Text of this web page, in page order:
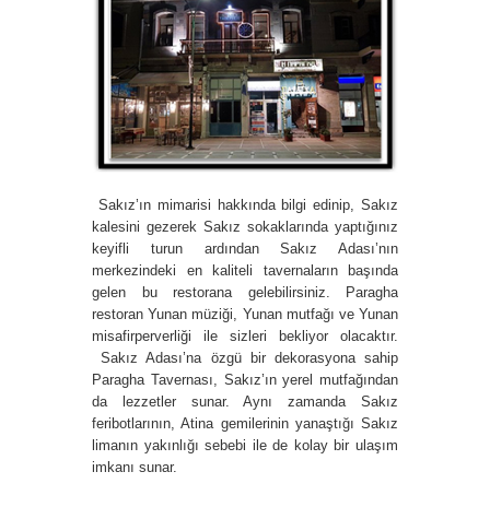
Sakız’ın mimarisi hakkında bilgi edinip, Sakız
kalesini gezerek Sakız sokaklarında yaptığınız
keyifli turun ardından Sakız Adası’nın
merkezindeki en kaliteli tavernaların başında
gelen bu restorana gelebilirsiniz. Paragha
restoran Yunan müziği, Yunan mutfağı ve Yunan
misafirperverliği ile sizleri bekliyor olacaktır.
Sakız Adası’na özgü bir dekorasyona sahip
Paragha Tavernası, Sakız’ın yerel mutfağından
da lezzetler sunar. Aynı zamanda Sakız
feribotlarının, Atina gemilerinin yanaştığı Sakız
limanın yakınlığı sebebi ile de kolay bir ulaşım
imkanı sunar.